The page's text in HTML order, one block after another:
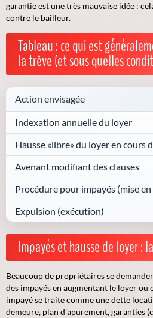
garantie est une très mauvaise idée :
contre le bailleur.
Tableau : ce qui est
la trêve (et sous quelles
Action envisagée
Indexation annuelle du loyer
Hausse «libre» du loyer en cours
Avenant modifiant des clauses
Procédure pour impayés (mise
Expulsion (exécution)
Impayés et hausse de loyer :
Beaucoup de propriétaires se
des impayés en augmentant le loyer ou
impayé se traite comme une dette
demeure, plan d'apurement, garanties